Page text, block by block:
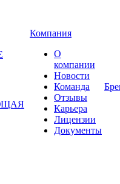
Компания
О
компании
Новости
Команда
Отзывы
Карьера
Лицензии
Документы